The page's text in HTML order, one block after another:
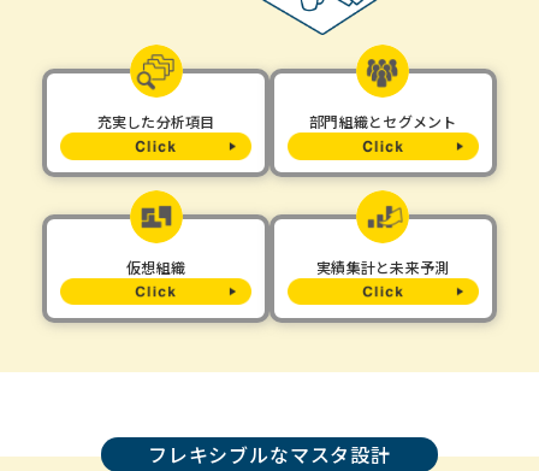
充実した分析項目 部門組織とセグメント
仮想組織 実績集計と未来予測
フレキシブルなマスタ設計